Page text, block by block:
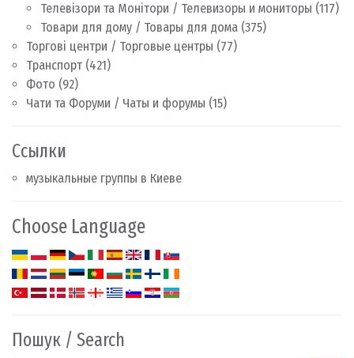
Телевізори та Монітори / Телевизоры и мониторы (117)
Товари для дому / Товары для дома (375)
Торгові центри / Торговые центры (77)
Транспорт (421)
Фото (92)
Чати та Форуми / Чаты и форумы (15)
Ссылки
музыкальные группы в Киеве
Choose Language
Пошук / Search